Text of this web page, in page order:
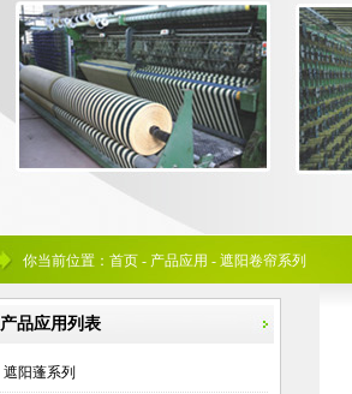
你当前位置：首页 - 产品应用 - 遮阳卷帘系列
产品应用列表
遮阳蓬系列